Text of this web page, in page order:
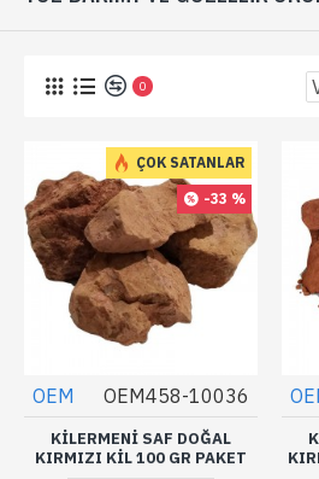
0
ÇOK SATANLAR
-33 %
OEM OEM458-10036
KILERMENI SAF DOĞAL
KIRMIZI KIL 100 GR PAKET